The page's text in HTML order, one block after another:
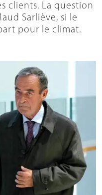
clients. La question
Sarliève, si le
pour le climat.